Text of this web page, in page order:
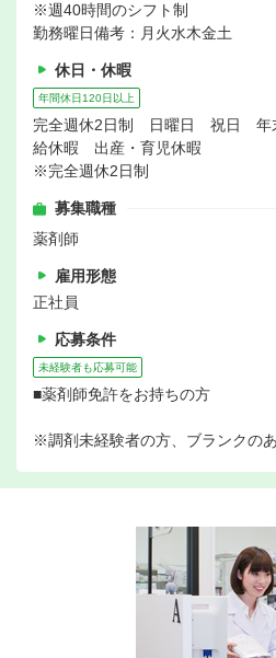
※週40時間のシフト制
勤務曜日備考：月火水木金土
休日・休暇
年間休日120日以上
完全週休2日制 日曜日 祝日
給休暇 出産・育児休暇
※完全週休2日制
募集職種
薬剤師
雇用形態
正社員
応募条件
未経験者も応募可能
■薬剤師免許をお持ちの方
※調剤未経験者の方、ブランクの